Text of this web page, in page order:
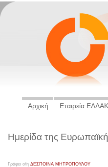
Αρχική Εταιρεία ΕΛΛΑΚ
Ημερίδα της
Γράφει ο/η ΔΕΣΠΟΙΝΑ ΜΗΤΡΟΠΟΥΛΟΥ